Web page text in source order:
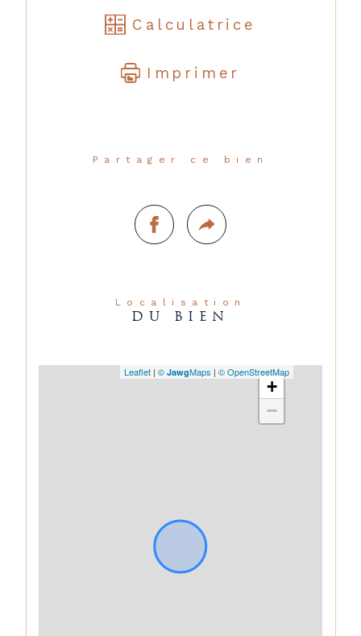
Calculatrice
Imprimer
Partager ce bien
Localisation
DU BIEN
+
−
Leaflet | © JawgMaps | © OpenStreetMap